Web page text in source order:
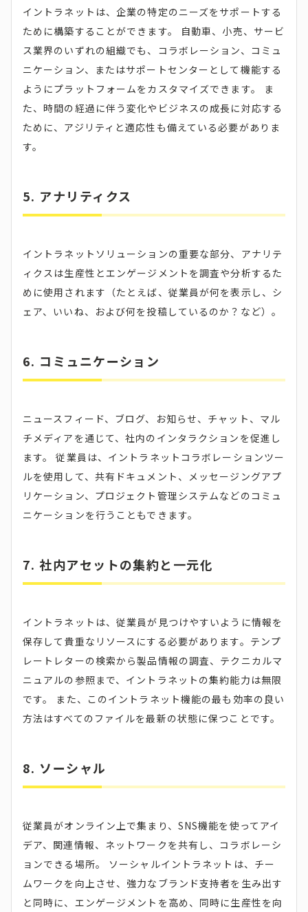
イントラネットは、企業の特定のニーズをサポートする
ために構築することができます。 自動車、小売、サービ
ス業界のいずれの組織でも、コラボレーション、コミュ
ニケーション、またはサポートセンターとして機能する
ようにプラットフォームをカスタマイズできます。 ま
た、時間の経過に伴う変化やビジネスの成長に対応する
ために、アジリティと適応性も備えている必要がありま
す。
5. アナリティクス
イントラネットソリューションの重要な部分、アナリテ
ィクスは生産性とエンゲージメントを調査や分析するた
めに使用されます（たとえば、従業員が何を表示し、シ
ェア、いいね、および何を投稿しているのか？など）。
6. コミュニケーション
ニュースフィード、ブログ、お知らせ、チャット、マル
チメディアを通じて、社内のインタラクションを促進し
ます。 従業員は、イントラネットコラボレーションツー
ルを使用して、共有ドキュメント、メッセージングアプ
リケーション、プロジェクト管理システムなどのコミュ
ニケーションを行うこともできます。
7. 社内アセットの集約と一元化
イントラネットは、従業員が見つけやすいように情報を
保存して貴重なリソースにする必要があります。テンプ
レートレターの検索から製品情報の調査、テクニカルマ
ニュアルの参照まで、イントラネットの集約能力は無限
です。 また、このイントラネット機能の最も効率の良い
方法はすべてのファイルを最新の状態に保つことです。
8. ソーシャル
従業員がオンライン上で集まり、SNS機能を使ってアイ
デア、関連情報、ネットワークを共有し、コラボレーシ
ョンできる場所。 ソーシャルイントラネットは、チー
ムワークを向上させ、強力なブランド支持者を生み出す
と同時に、エンゲージメントを高め、同時に生産性を向